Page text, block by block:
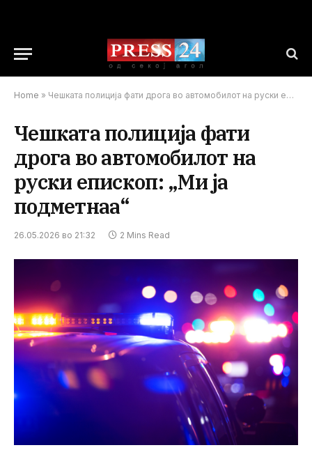
Home » Чешката полиција фати дрога во автомобилот на руски епископ: „Ми ја подметнаа“
Чешката полиција фати
дрога во автомобилот на
руски епископ: „Ми ја
подметнаа“
26.05.2026 во 21:32 2 Mins Read